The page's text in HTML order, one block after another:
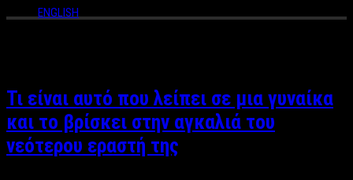
ENGLISH
Τι είναι αυτό που λείπει σε μια γυναίκα
και το βρίσκει στην αγκαλιά του
νεότερου εραστή της